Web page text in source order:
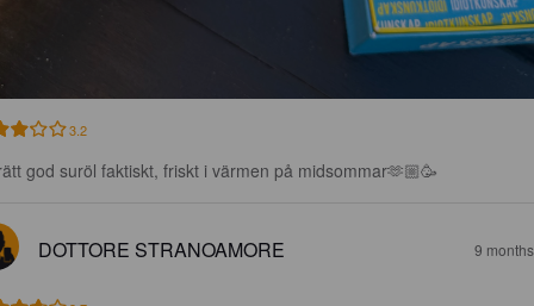
3.2
god suröl faktiskt, friskt i värmen på midsommar🫶🏼🥳
DOTTORE STRANOAMORE 9